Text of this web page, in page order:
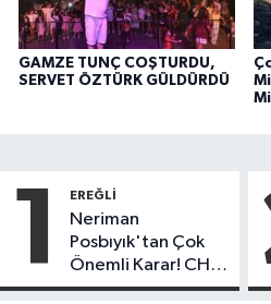
GAMZE TUNÇ COŞTURDU,
SERVET ÖZTÜRK GÜLDÜRDÜ
1 EREĞLI
Neriman
Posbıyık'tan Çok
Önemli Karar! CHP
mi Yeni Parti mi?